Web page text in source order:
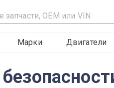
Марки Двигатели